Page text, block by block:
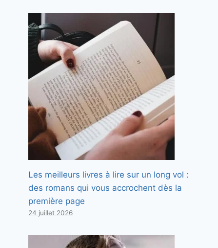
Les meilleurs livres à lire sur un long vol :
des romans qui vous accrochent dès la
première page
24 juillet 2026